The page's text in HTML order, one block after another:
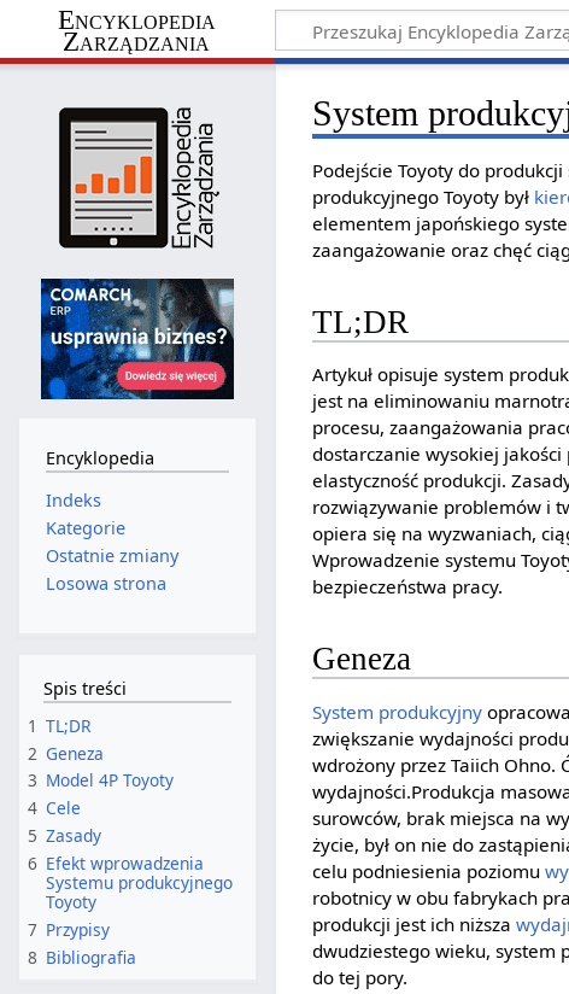
Encyklopedia
Zarządzania
System
Podejście Toyoty do
produkcyjnego Toyoty był
elementem japońskiego
zaangażowanie oraz chęć
TL;DR
Artykuł opisuje system
jest na eliminowaniu
procesu, zaangażowania
dostarczanie wysokiej
elastyczność produkcji.
rozwiązywanie problemów i
opiera się na wyzwaniach,
Wprowadzenie systemu
bezpieczeństwa pracy.
Geneza
System produkcyjny
zwiększanie wydajności
wdrożony przez Taiich Ohno.
wydajności.Produkcja
surowców, brak miejsca na
życie, był on nie do
celu podniesienia poziomu
robotnicy w obu fabrykach
produkcji jest ich niższa
dwudziestego wieku, system
do tej pory.
Encyklopedia
Indeks
Kategorie
Ostatnie zmiany
Losowa strona
Spis treści
1 TL;DR
2 Geneza
3 Model 4P Toyoty
4 Cele
5 Zasady
6 Efekt wprowadzenia
Systemu produkcyjnego
Toyoty
7 Przypisy
8 Bibliografia